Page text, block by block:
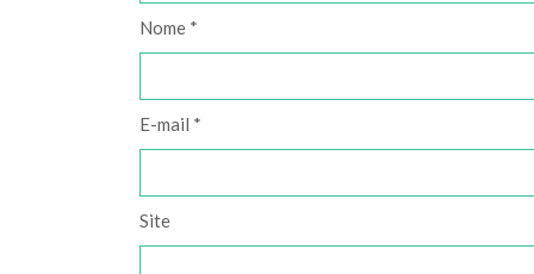
Nome *
E-mail *
Site